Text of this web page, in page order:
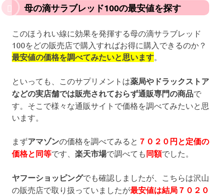
母の滴サラブレッド100の最安値を探す
このほうれい線に効果を発揮する母の滴サラブレッド
100をどの販売店で購入すればお得に購入できるのか？
最安値の価格を調べてみたいと思います
といっても、このサプリメントは薬局やドラックストア
などの実店舗では販売されておらず通販専門の商品で
す。そこで様々な通販サイトで価格を調べてみたいと思
います。
まずアマゾンの価格を調べてみると ７０２０円と定価の
価格と同等です、 楽天市場で調べても同額でした。
ヤフーショッピングでも確認しましたが、こちらは沢山
の販売店で取り扱っていましたが最安値は結局７０２０